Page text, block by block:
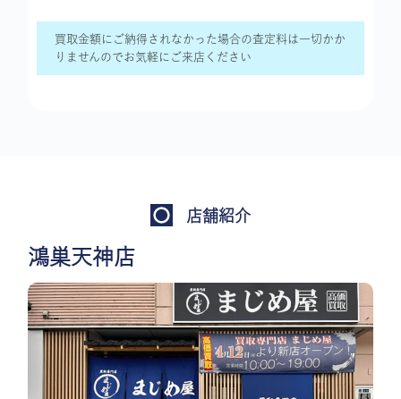
買取金額にご納得されなかった場合の査定料は一切かか
りませんのでお気軽にご来店ください
店舗紹介
鴻巣天神店